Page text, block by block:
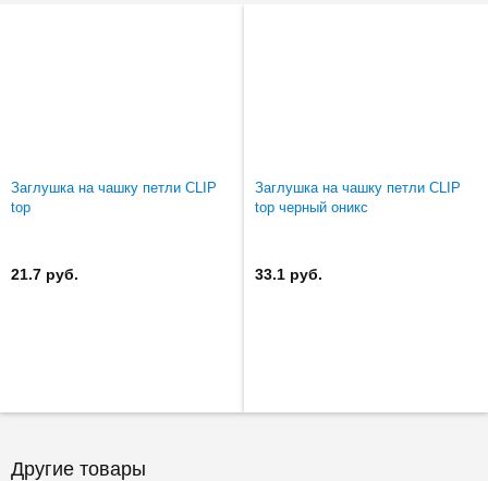
Заглушка на чашку петли CLIP
top
21.7 руб.
Заглушка на чашку петли CLIP
top черный оникс
33.1 руб.
Другие товары